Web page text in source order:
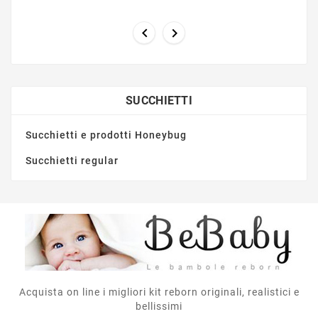
 
SUCCHIETTI
Succhietti e prodotti Honeybug
Succhietti regular
Acquista on line i migliori kit reborn originali, realistici e
bellissimi